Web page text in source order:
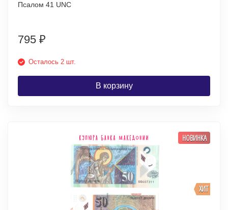
Псалом 41 UNC
795 ₽
Осталось 2 шт.
В корзину
ХИТ
НОВИНКА